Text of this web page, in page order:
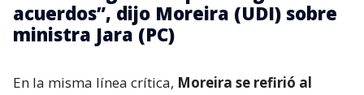
acuerdos”, dijo Moreira (UDI) sobre
ministra Jara (PC)
En la misma línea crítica, Moreira se refirió al